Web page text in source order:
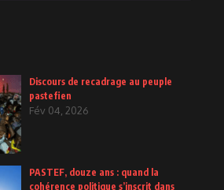
Discours de recadrage au peuple
pastefien
Fév 04, 2026
PASTEF, douze ans : quand la
cohérence politique s’inscrit dans